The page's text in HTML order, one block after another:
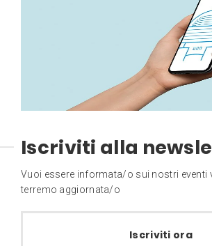
Iscriviti alla
Vuoi essere informata/o sui nostri eventi
terremo aggiornata/o
Iscriviti ora